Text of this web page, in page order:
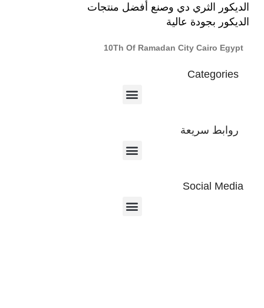
الديكور الثري دي وصنع أفضل منتجات
الديكور بجودة عالية
10Th Of Ramadan City Cairo Egypt
Categories
روابط سريعة
Social Media